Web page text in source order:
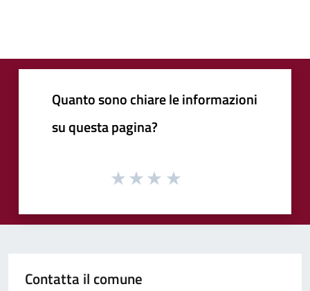
Quanto sono chiare le informazioni
su questa pagina?
Contatta il comune